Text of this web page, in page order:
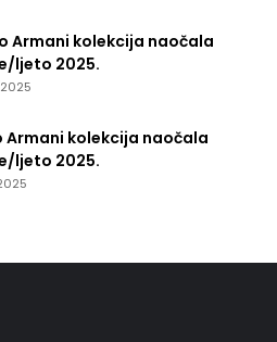
Armani kolekcija naočala
ljeto 2025.
Armani kolekcija naočala
ljeto 2025.